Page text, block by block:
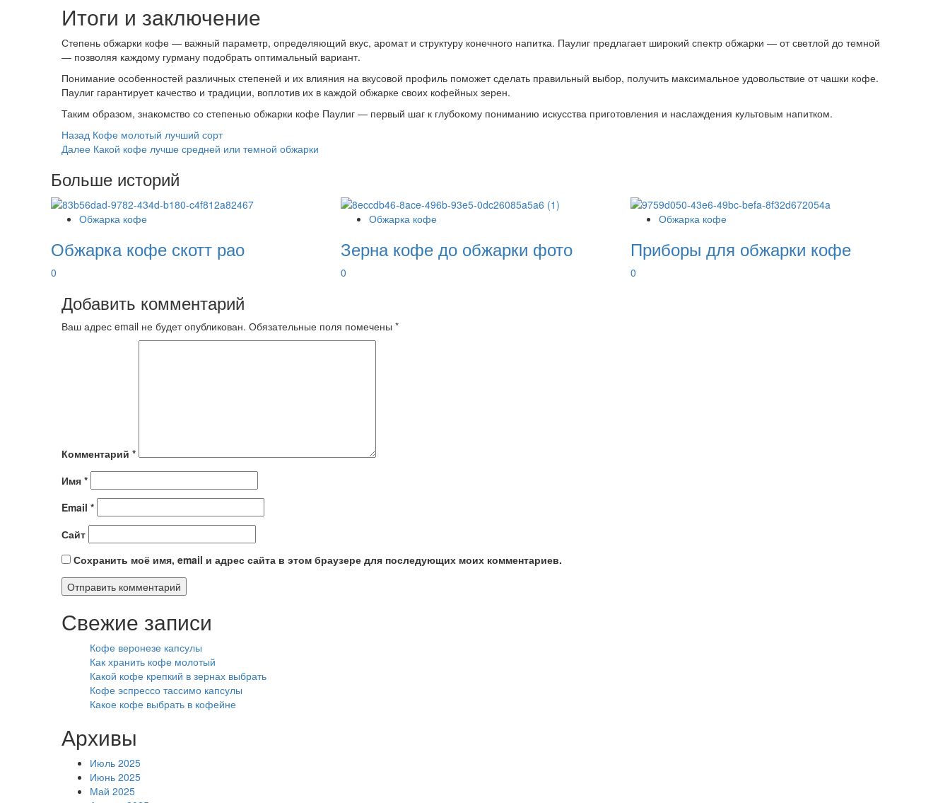
Итоги и заключение
Степень обжарки кофе — важный параметр, определяющий вкус, аромат и структуру конечного напитка. Паулиг предлагает широкий спектр обжарки — от светлой до темной
— позволяя каждому гурману подобрать оптимальный вариант.
Понимание особенностей различных степеней и их влияния на вкусовой профиль поможет сделать правильный выбор, получить максимальное удовольствие от чашки кофе.
Паулиг гарантирует качество и традиции, воплотив их в каждой обжарке своих кофейных зерен.
Таким образом, знакомство со степенью обжарки кофе Паулиг — первый шаг к глубокому пониманию искусства приготовления и наслаждения культовым напитком.
Post
Navigation
Назад Кофе молотый лучший сорт
Далее Какой кофе лучше средней или темной обжарки
Больше историй
Обжарка кофе
Обжарка кофе скотт рао
0
Обжарка кофе
Зерна кофе до обжарки фото
0
Обжарка кофе
Приборы для обжарки кофе
0
Добавить комментарий
Ваш адрес email не будет опубликован. Обязательные поля помечены *
Комментарий *
Имя *
Email *
Сайт
Сохранить моё имя, email и адрес сайта в этом браузере для последующих моих комментариев.
Свежие записи
Кофе веронезе капсулы
Как хранить кофе молотый
Какой кофе крепкий в зернах выбрать
Кофе эспрессо тассимо капсулы
Какое кофе выбрать в кофейне
Архивы
Июль 2025
Июнь 2025
Май 2025